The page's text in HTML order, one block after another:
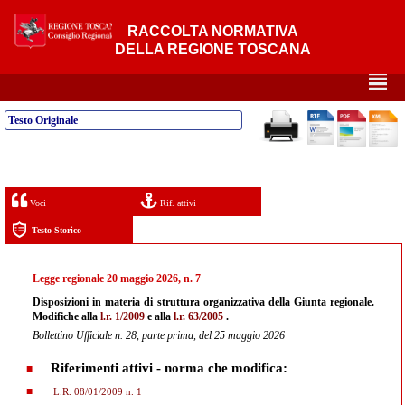
RACCOLTA NORMATIVA
DELLA REGIONE TOSCANA
²
Testo Originale
Voci Rif. attivi
Testo Storico
Legge regionale 20 maggio 2026, n. 7
Disposizioni in materia di struttura organizzativa della Giunta regionale.
Modifiche alla l.r. 1/2009 e alla l.r. 63/2005 .
Bollettino Ufficiale n. 28, parte prima, del 25 maggio 2026
Riferimenti attivi - norma che modifica:
L.R. 08/01/2009 n. 1